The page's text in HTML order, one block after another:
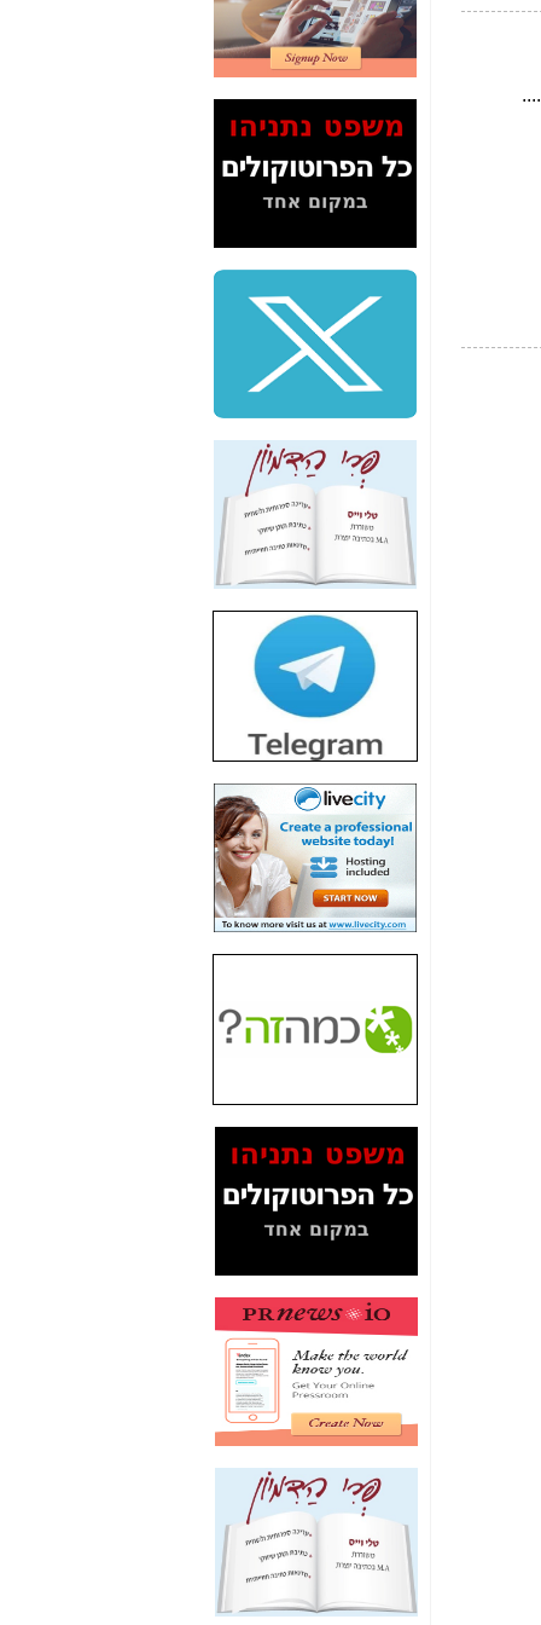
2" על תעלולי השר
משה כחלון -כאן
הסלולר" ואיך מסרסים
את הנתונים לציבור -
כאן
סיכום ביקור בסיליקון
שלמה פילבר (עד
לאחרונה מנכ"ל משרד
התקשורת) - עד
מדינה? הצחקתם
"יש אפליה בחקירה"?
חשיפה: למה השר
משה כחלון לא נחקר
עד היום? -
כאן
הדומה לזו של "תיק
4000" אך בתחום
הסלולר -
חשיפת מה שלא
רוצים שתדעו בעניין
פריסת אנלימיטד
(בניחוח בלתי נסבל) -
כאן
חשיפה: איוב קרא
אישר לקבוצת סלקום
בדיוק מה שביבי אישר
כאן
האם השר איוב קרא
היה צריך בכלל לחתום
על האישור, שנתן
האם ביבי וקרא קבלו
בכלל תמורה עבור
המסמכים בנושא בזק-
Yes (תיק 4000)
לאיש הלא נכון! -כאן
עובדות ומסמכים
האם ביבי כשר
תקשורת עזר לקב'
בזק? -כאן
מה מקור ה-Fake
News שהביא לתפירת
תיק לביבי והעלמת
החשודים הנכונים -כאן
אחת הרגליים של "תיק
4000 התפור"
התמוטטה היום
בניצחון (כפול) של בזק
כאן
איך כתבות מפנקות